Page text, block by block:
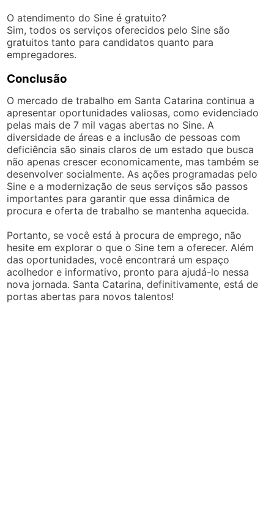
O atendimento do Sine é gratuito?
Sim, todos os serviços oferecidos pelo Sine são
gratuitos tanto para candidatos quanto para
empregadores.
Conclusão
O mercado de trabalho em Santa Catarina continua a
apresentar oportunidades valiosas, como evidenciado
pelas mais de 7 mil vagas abertas no Sine. A
diversidade de áreas e a inclusão de pessoas com
deficiência são sinais claros de um estado que busca
não apenas crescer economicamente, mas também se
desenvolver socialmente. As ações programadas pelo
Sine e a modernização de seus serviços são passos
importantes para garantir que essa dinâmica de
procura e oferta de trabalho se mantenha aquecida.
Portanto, se você está à procura de emprego, não
hesite em explorar o que o Sine tem a oferecer. Além
das oportunidades, você encontrará um espaço
acolhedor e informativo, pronto para ajudá-lo nessa
nova jornada. Santa Catarina, definitivamente, está de
portas abertas para novos talentos!